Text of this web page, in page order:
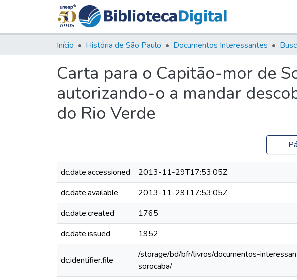
Início História de São Paulo Documentos Interessantes
Carta para o Capitão-mor de
autorizando-o a mandar
do Rio Verde
dc.date.accessioned
2013-11-29T17:53:05Z
dc.date.available
2013-11-29T17:53:05Z
dc.date.created
1765
dc.date.issued
1952
dc.identifier.file
/storage/bd/bfr/livros/documentos-
sorocaba/